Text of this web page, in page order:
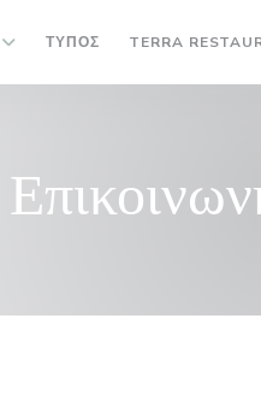
ΤΎΠΟΣ TERRA